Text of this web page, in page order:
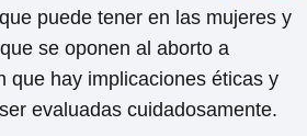
puede tener en las mujeres y
se oponen al aborto a
que hay implicaciones éticas y
evaluadas cuidadosamente.